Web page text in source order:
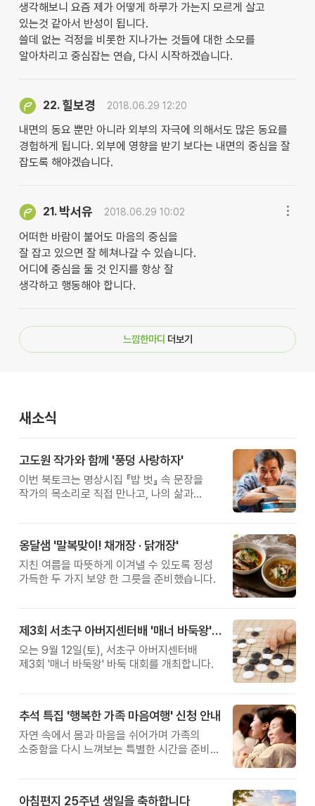
생각해보니 요즘 제가 어떻게 하루가 가는지 모르게 살고
있는것 같아서 반성이 됩니다.
쓸데 없는 걱정을 비롯한 지나가는 것들에 대한 소모를
알아차리고 중심잡는 연습, 다시 시작하겠습니다.
22. 힐보경 2018.06.29 12:20
내면의 동요 뿐만 아니라 외부의 자극에 의해서도 많은 동요를
경험하게 됩니다. 외부에 영향을 받기 보다는 내면의 중심을 잘
잡도록 해야겠습니다.
21. 박서유 2018.06.29 10:02
어떠한 바람이 불어도 마음의 중심을
잘 잡고 있으면 잘 헤쳐나갈 수 있습니다.
어디에 중심을 둘 것 인지를 항상 잘
생각하고 행동해야 합니다.
느낌한마디 더보기
새소식
고도원 작가와 함께 '풍덩 사랑하자'
이번 북토크는 명상시집 『밥 벗』 속 문장을
작가의 목소리로 직접 만나고, 나의 삶과
옹달샘 '말복맞이! 채개장 · 닭개장'
지친 여름을 따뜻하게 이겨낼 수 있도록 정성
가득한 두 가지 보양 한 그릇을 준비했습니다.
제3회 서초구 아버지센터배 '매너 바둑왕' 대회
오는 9월 12일(토), 서초구 아버지센터배
제3회 '매너 바둑왕' 바둑 대회를 개최합니다.
추석 특집 '행복한 가족 마음여행' 신청 안내
자연 속에서 몸과 마음을 쉬어가며 가족의
소중함을 다시 느껴보는 특별한 시간을 준비해
아침편지 25주년 생일을 축하합니다